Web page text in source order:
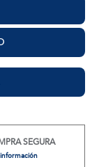
SEGURA